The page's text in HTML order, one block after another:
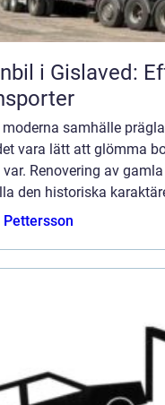
i Gislaved:
moderna samhälle
vara lätt att glömma
var. Renovering av
den historiska